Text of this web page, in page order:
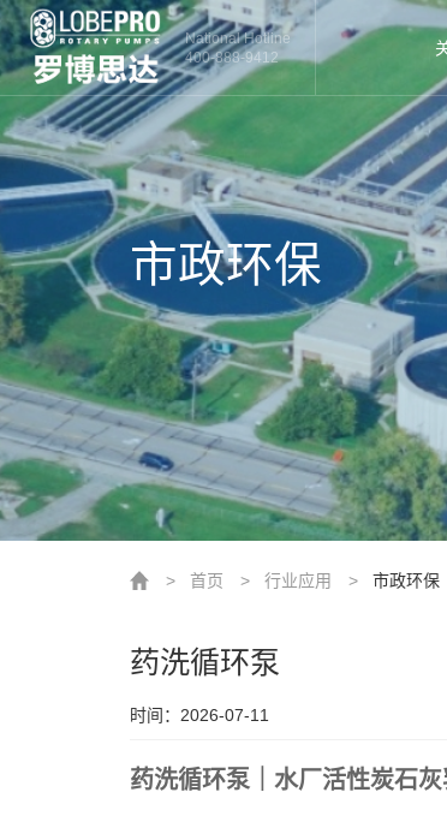
National Hotline
400-888-9412
市政环保
> 首页 > 行业应用 > 市政环保
药洗循环泵
时间：2026-07-11
药洗循环泵｜水厂活性炭石